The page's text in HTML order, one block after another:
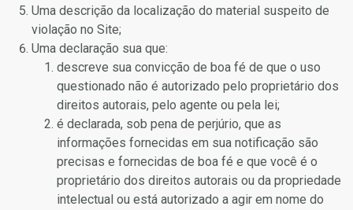
Uma descrição da localização do material suspeito de
violação no Site;
Uma declaração sua que:
descreve sua convicção de boa fé de que o uso
questionado não é autorizado pelo proprietário dos
direitos autorais, pelo agente ou pela lei;
é declarada, sob pena de perjúrio, que as
informações fornecidas em sua notificação são
precisas e fornecidas de boa fé e que você é o
proprietário dos direitos autorais ou da propriedade
intelectual ou está autorizado a agir em nome do